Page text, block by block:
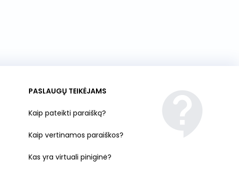
PASLAUGŲ TEIKĖJAMS
Kaip pateikti paraišką?
Kaip vertinamos paraiškos?
Kas yra virtuali piniginė?